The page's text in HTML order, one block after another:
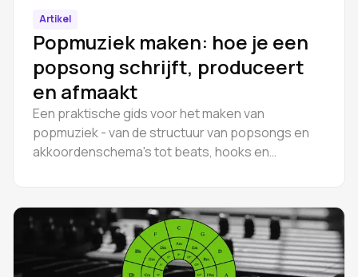
Artikel
Popmuziek maken: hoe je een
popsong schrijft, produceert
en afmaakt
Een praktische gids voor het maken van
popmuziek - van de structuur van popsongs en
akkoordenschema's tot beats, hooks en